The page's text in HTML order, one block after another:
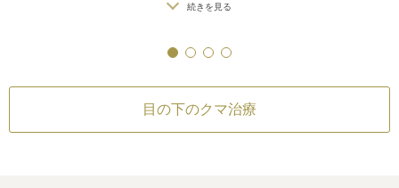
差（片目ずつ手術をする場合）
な左右差（完璧なシンメトリーは不
らむ可能性/脂肪を除去した部分の皮
膚に小じわが増える可能性
続きを見る
目の下のクマ治療